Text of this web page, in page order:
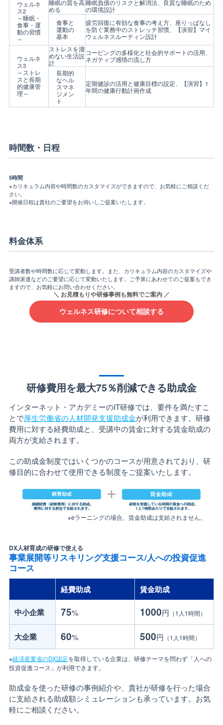
ウェルネ
ス2
～睡眠・
食事・運
動の習慣
～
睡眠の質を高
める
睡眠負債のリスクと解消法、良質な睡眠のため
の環境設計
食事と
運動の
基本
疲労回復に有効な食事の考え方、座りっぱなし
を防ぐ業務中のストレッチ習慣、【演習】マイ
ウェルネスルーティン設計
ウェルネ
ス3
～ストレ
スと長期
的健康管
理～
ストレスを溜
めない生活設
計
コーピングの多様化と社会的サポートの活用、
ネガティブ感情の流し方
長期的
なヘル
スマネ
ジメン
ト
定期健診の活用と健康目標の設定、【演習】1
年間の健康行動計画作成
時間数・日程
5時間
※カリキュラム内容や時間数のカスタマイズができますので、お気軽にご相談くだ
さい。
※開催日程は貴社のご要望をお伺いしご提案いたします。
料金体系
受講者数や時間数に応じて変動します。また、カリキュラム内容のカスタマイズや
講師派遣などのご要望に応じて変動いたします。ご予算にあわせてのご提案もでき
ますので、お気軽にお問い合わせください。
ウェルネス研修について相談する
研修費用を最大75％削減できる助成金
インターネット・アカデミーのIT研修では、要件を満たすこ
とで厚生労働省の人材開発支援助成金が利用できます。研修
費用に対する経費助成と、受講中の賃金に対する賃金助成の
両方が支給されます。
この助成金制度ではいくつかのコースが用意されており、研
修目的に合わせて使用できる制度をご提案いたします。
※eラーニングの場合、賃金助成は支給されません。
DX人材育成の研修で使える
事業展開等リスキリング支援コース/人への投資促進
コース
経費助成 賃金助成
中小企業 75% 1000円 （1人1時間）
大企業 60% 500円 （1人1時間）
※経済産業省のDX認定を取得している企業は、研修テーマを問わず「人への
投資促進コース」が利用できます。
助成金を使った研修の事例紹介や、貴社が研修を行った場合
に支給される助成額シミュレーションも承っています。お気
軽にご相談ください。